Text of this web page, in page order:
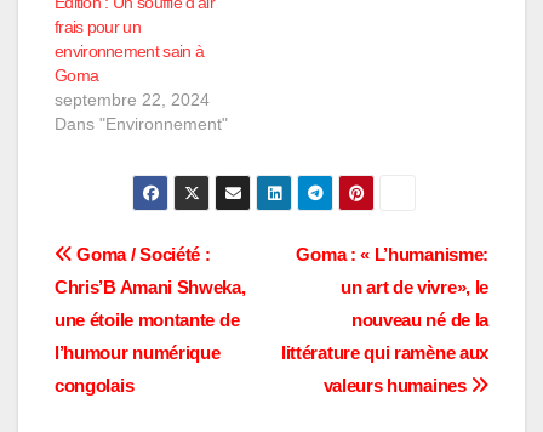
frais pour un
environnement sain à
Goma
septembre 22, 2024
Dans "Environnement"
Navigation
de
l’article
Goma : « L’humanisme:
un art de vivre», le
nouveau né de la
littérature qui ramène aux
valeurs humaines
Goma / Société :
Chris’B Amani Shweka,
une étoile montante de
l’humour numérique
congolais